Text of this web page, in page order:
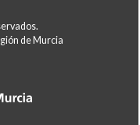
de Murcia